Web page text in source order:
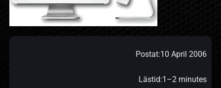
Postat:10 April 2006
Lästid:1–2 minutes